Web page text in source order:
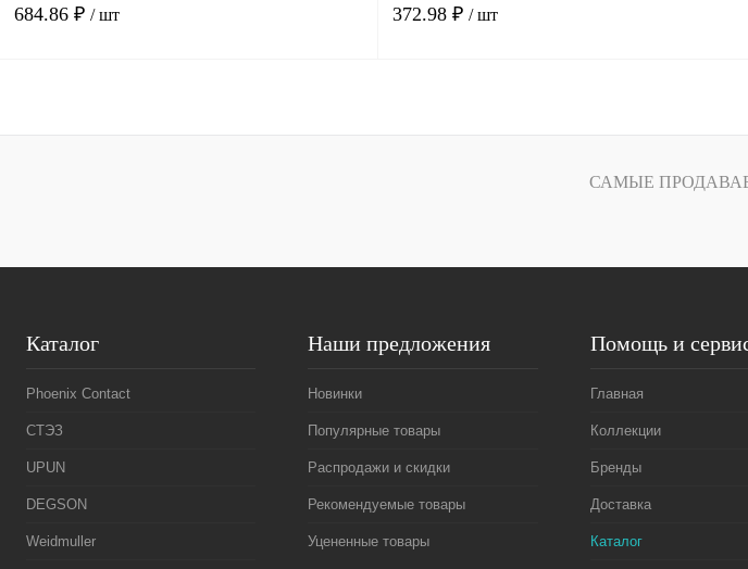
684.86 ₽ / шт 372.98 ₽ / шт
САМЫЕ
Каталог
Phoenix Contact
СТЭЗ
UPUN
DEGSON
Weidmuller
Наши предложения
Новинки
Популярные товары
Распродажи и скидки
Рекомендуемые товары
Уцененные товары
Помощь и
Главная
Коллекции
Бренды
Доставка
Каталог